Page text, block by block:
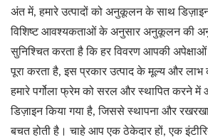
अंत में, हमारे उत्पादों को अनुकूलन के साथ
विशिष्ट आवश्यकताओं के अनुसार अनुकूलन की
सुनिश्चित करता है कि हर विवरण आपकी
पूरा करता है, इस प्रकार उत्पाद के मूल्य और
हमारे पर्गोला फ्रेम को सरल और स्थापित करने
डिज़ाइन किया गया है, जिससे स्थापना और
बचत होती है। चाहे आप एक ठेकेदार हों, एक